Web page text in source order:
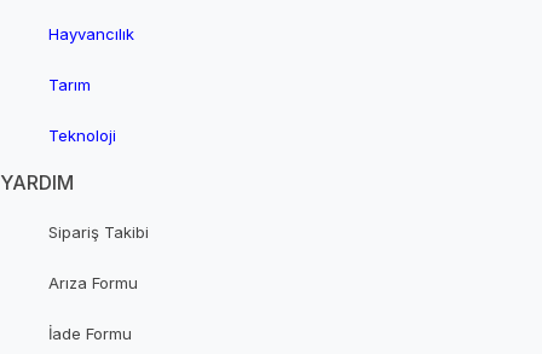
Hayvancılık
Tarım
Teknoloji
YARDIM
Sipariş Takibi
Arıza Formu
İade Formu